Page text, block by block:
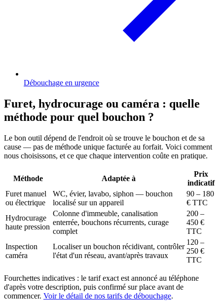
Débouchage en urgence
Furet, hydrocurage ou caméra : quelle
méthode pour quel bouchon ?
Le bon outil dépend de l'endroit où se trouve le bouchon et de sa
cause — pas de méthode unique facturée au forfait. Voici comment
nous choisissons, et ce que chaque intervention coûte en pratique.
Méthode Adaptée à
Prix
indicatif
Furet manuel
ou électrique
WC, évier, lavabo, siphon — bouchon
localisé sur un appareil
90 – 180
€ TTC
Hydrocurage
haute pression
Colonne d'immeuble, canalisation
enterrée, bouchons récurrents, curage
complet
200 –
450 €
TTC
Inspection
caméra
Localiser un bouchon récidivant, contrôler
l'état d'un réseau, avant/après travaux
120 –
250 €
TTC
Fourchettes indicatives : le tarif exact est annoncé au téléphone
d'après votre description, puis confirmé sur place avant de
commencer. Voir le détail de nos tarifs de débouchage.